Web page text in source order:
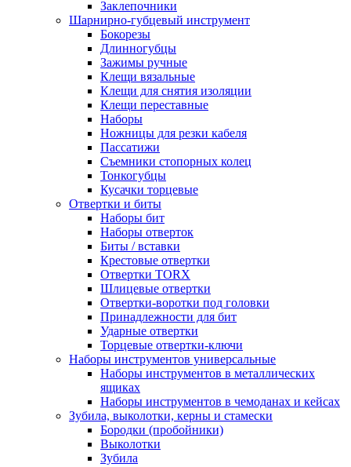
Заклепочники
Шарнирно-губцевый инструмент
Бокорезы
Длинногубцы
Зажимы ручные
Клещи вязальные
Клещи для снятия изоляции
Клещи переставные
Наборы
Ножницы для резки кабеля
Пассатижи
Съемники стопорных колец
Тонкогубцы
Кусачки торцевые
Отвертки и биты
Наборы бит
Наборы отверток
Биты / вставки
Крестовые отвертки
Отвертки TORX
Шлицевые отвертки
Отвертки-воротки под головки
Принадлежности для бит
Ударные отвертки
Торцевые отвертки-ключи
Наборы инструментов универсальные
Наборы инструментов в металлических
ящиках
Наборы инструментов в чемоданах и кейсах
Зубила, выколотки, керны и стамески
Бородки (пробойники)
Выколотки
Зубила